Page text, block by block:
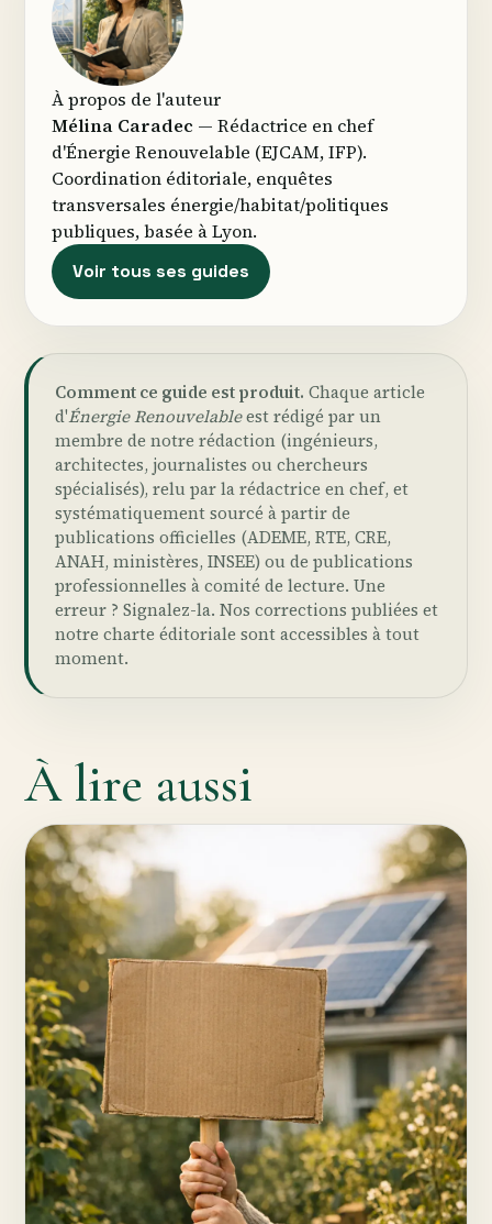
À propos de l'auteur
Mélina Caradec — Rédactrice en chef
d'Énergie Renouvelable (EJCAM, IFP).
Coordination éditoriale, enquêtes
transversales énergie/habitat/politiques
publiques, basée à Lyon.
Voir tous ses guides
Comment ce guide est produit. Chaque article
d'Énergie Renouvelableest rédigé par un
membre de notre rédaction (ingénieurs,
architectes, journalistes ou chercheurs
spécialisés), relu par la rédactrice en chef, et
systématiquement sourcé à partir de
publications officielles (ADEME, RTE, CRE,
ANAH, ministères, INSEE) ou de publications
professionnelles à comité de lecture. Une
erreur ? Signalez-la. Nos corrections publiées et
notre charte éditoriale sont accessibles à tout
moment.
À lire aussi